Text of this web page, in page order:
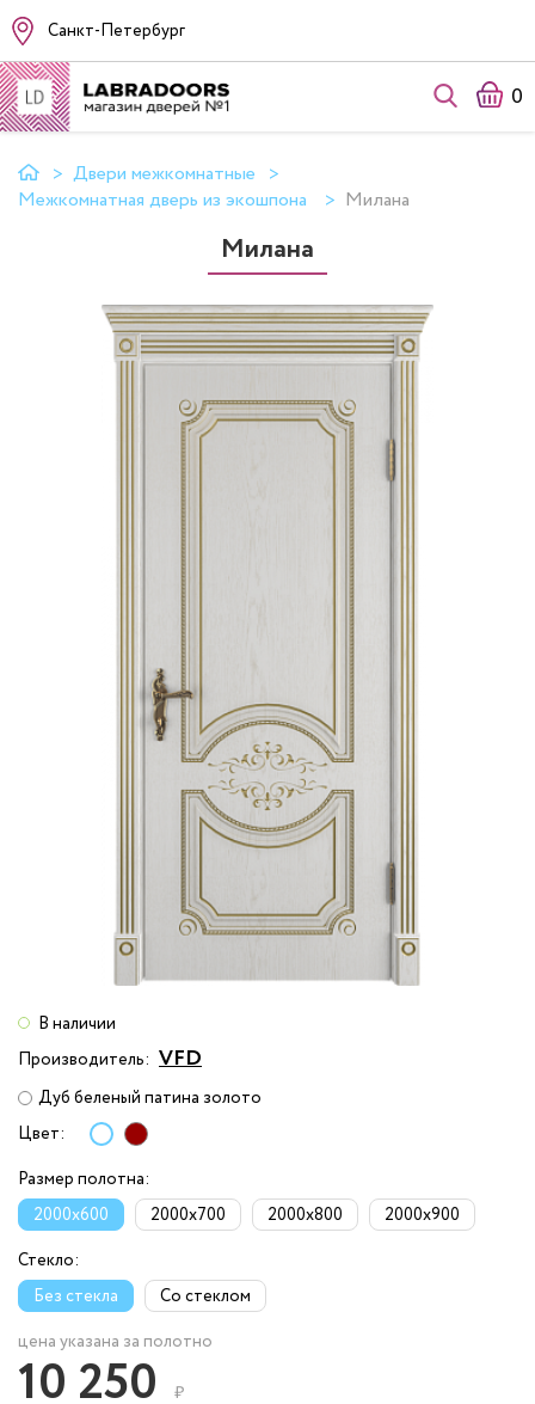
Санкт-Петербург
0
Двери межкомнатные
Межкомнатная дверь из экошпона
Милана
Милана
В наличии
Производитель: VFD
Дуб беленый патина золото
Цвет:
Размер полотна:
2000x600
2000x700 2000x800
2000x900
Стекло:
Без стекла
Со стеклом
цена указана за полотно
10 250 ₽